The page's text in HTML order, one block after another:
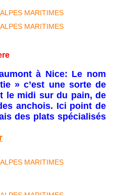
à Nice: Le nom
» c’est une sorte de
le midi sur du pain, de
anchois. Ici point de
des plats spécialisés